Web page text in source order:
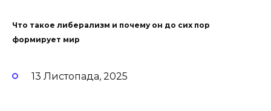
Что такое либерализм и почему он до сих пор
формирует мир
13 Листопада, 2025